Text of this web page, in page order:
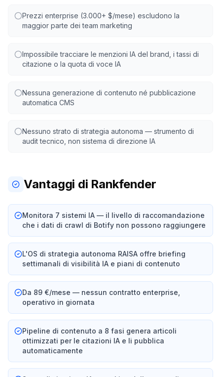
Prezzi enterprise (3.000+ $/mese) escludono la
maggior parte dei team marketing
Impossibile tracciare le menzioni IA del brand, i tassi di
citazione o la quota di voce IA
Nessuna generazione di contenuto né pubblicazione
automatica CMS
Nessuno strato di strategia autonoma — strumento di
audit tecnico, non sistema di direzione IA
Vantaggi di Rankfender
Monitora 7 sistemi IA — il livello di raccomandazione
che i dati di crawl di Botify non possono raggiungere
L'OS di strategia autonoma RAISA offre briefing
settimanali di visibilità IA e piani di contenuto
Da 89 €/mese — nessun contratto enterprise,
operativo in giornata
Pipeline di contenuto a 8 fasi genera articoli
ottimizzati per le citazioni IA e li pubblica
automaticamente